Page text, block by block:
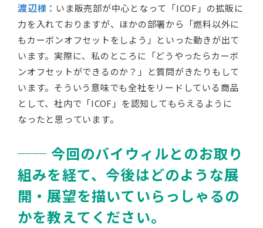
渡辺様： いま販売部が中心となって「ICOF」の拡販に
力を入れておりますが、ほかの部署から「燃料以外に
もカーボンオフセットをしよう」といった動きが出て
います。実際に、私のところに「どうやったらカーボ
ンオフセットができるのか？」と質問がきたりもして
います。そういう意味でも全社をリードしている商品
として、社内で「ICOF」を認知してもらえるように
なったと思っています。
── 今回のバイウィルとのお取り
組みを経て、今後はどのような展
開・展望を描いていらっしゃるの
かを教えてください。